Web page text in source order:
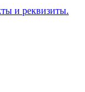
и реквизиты.